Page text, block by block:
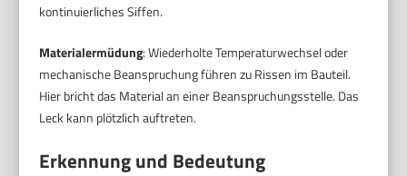
kontinuierliches Siffen.
Materialermüdung: Wiederholte Temperaturwechsel oder
mechanische Beanspruchung führen zu Rissen im Bauteil.
Hier bricht das Material an einer Beanspruchungsstelle. Das
Leck kann plötzlich auftreten.
Erkennung und Bedeutung